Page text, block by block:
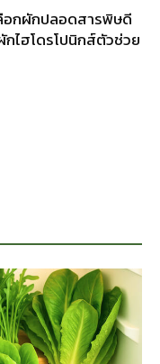
อกผักปลอดสารพิษดี
ไฮโดรโปนิกส์ตัวช่วย